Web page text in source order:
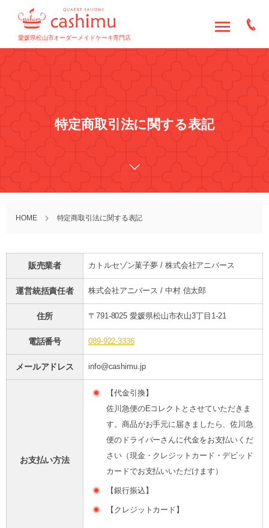
愛媛県松山市オーダーメイドケーキ専門店
特定商取引法に関する表記
HOME 特定商取引法に関する表記
販売業者 カトルセゾン菓子夢 / 株式会社アニバース
運営統括責任者 株式会社アニバース / 中村 信太郎
住所 〒791-8025 愛媛県松山市衣山3丁目1-21
電話番号 089-922-3336
メールアドレス info@cashimu.jp
お支払い方法
【代金引換】
佐川急便のEコレクトとさせていただきま
す。商品がお手元に届きましたら、佐川急
便のドライバーさんに代金をお支払いくだ
さい（現金・クレジットカード・デビッド
カードでお支払いいただけます）
【銀行振込】
【クレジットカード】